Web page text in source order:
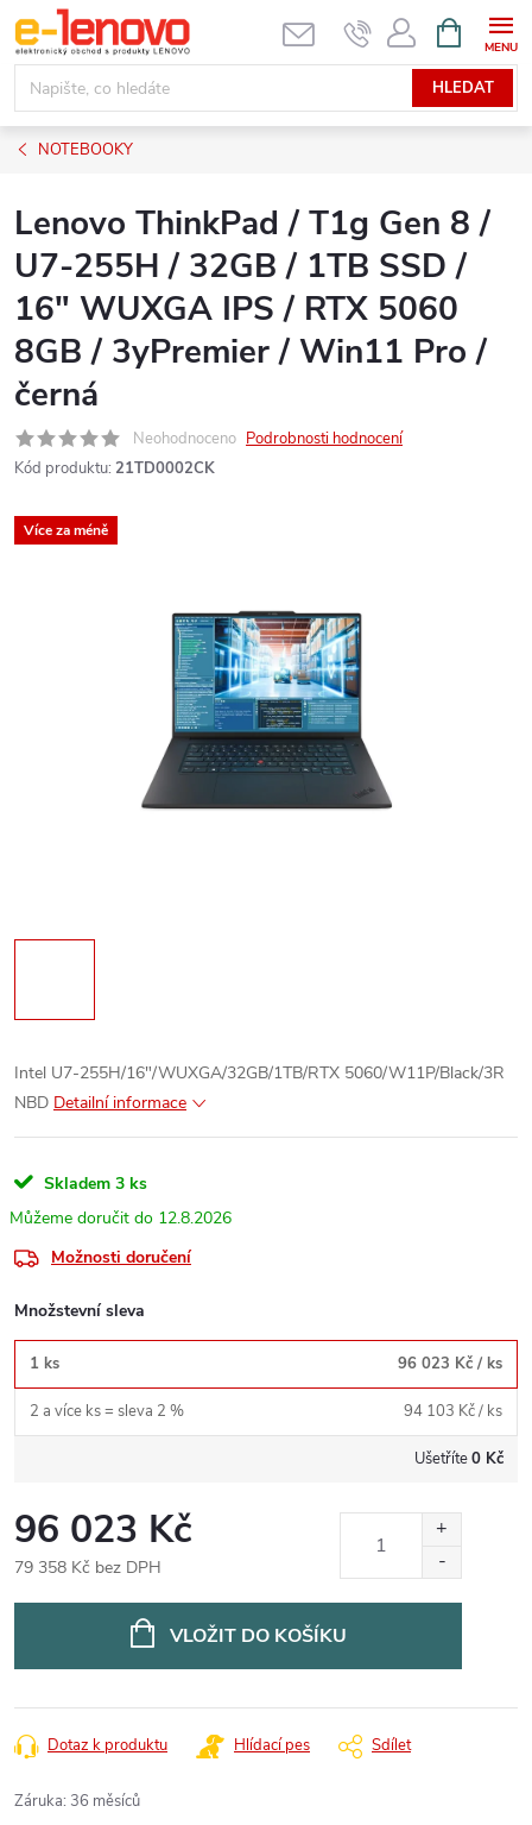
Přejít
na
obsah
HLEDAT
NÁKUPNÍ
KOŠÍK
NOTEBOOKY
Lenovo ThinkPad / T1g Gen 8 /
U7-255H / 32GB / 1TB SSD /
16" WUXGA IPS / RTX 5060
8GB / 3yPremier / Win11 Pro /
černá
Neohodnoceno Podrobnosti hodnocení
Kód produktu: 21TD0002CK
Více za méně
Intel U7-255H/16"/WUXGA/32GB/1TB/RTX 5060/W11P/Black/3R
NBD Detailní informace
Skladem 3 ks
12.8.2026
Možnosti doručení
Množstevní sleva
1 ks 96 023 Kč / ks
2 a více ks = sleva 2 % 94 103 Kč/ ks
Ušetříte0 Kč
96 023 Kč
79 358 Kč bez DPH
VLOŽIT DO KOŠÍKU
Dotaz k produktu Hlídací pes Sdílet
Záruka: 36 měsíců